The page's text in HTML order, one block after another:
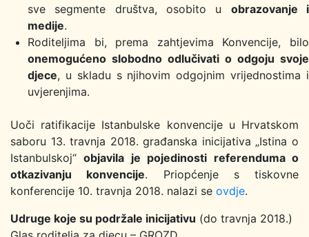
sve segmente društva, osobito u obrazovanje i
medije.
Roditeljima bi, prema zahtjevima Konvencije, bilo
onemogućeno slobodno odlučivati o odgoju svoje
djece, u skladu s njihovim odgojnim vrijednostima i
uvjerenjima.
Uoči ratifikacije Istanbulske konvencije u Hrvatskom
saboru 13. travnja 2018. građanska inicijativa „Istina o
Istanbulskoj“objavila je pojedinosti referenduma o
otkazivanju konvencije. Priopćenje s tiskovne
konferencije 10. travnja 2018. nalazi se ovdje.
Udruge koje su podržale inicijativu (do travnja 2018.)